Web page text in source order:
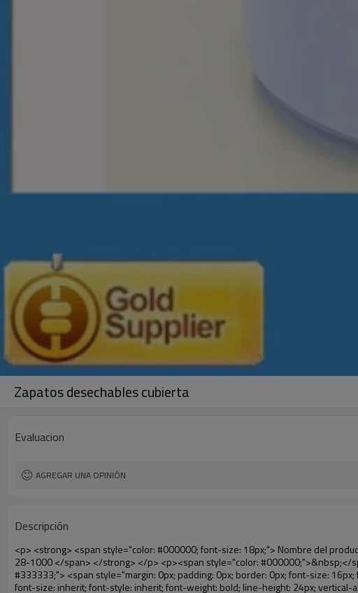
Zapatos desechables cubierta
Evaluacion
AGREGAR UNA OPINIÓN
Descripción
<p> <strong> <span style="color: #000000; font-size: 18px;"> Nombre del producto: cubierta del zapato desechable </span> </strong> </p> <p> <strong> <span style="font-size: 18px; color: #000000;"> Modelo no.: 28-1000 </span> </strong> </p> <p><span style="color: #000000;">&nbsp;</span></p> <p style="border: 0px; font-family: Arial, Helvetica; line-height: 18px; vertical-align: baseline; word-wrap: break-word; color: #333333;"> <span style="margin: 0px; padding: 0px; border: 0px; font-size: 16px; font-style: inherit; font-weight: inherit; line-height: 24px; vertical-align: baseline;"> <span style="margin: 0px; padding: 0px; border: 0px; font-size: inherit; font-style: inherit; font-weight: bold; line-height: 24px; vertical-align: baseline;"> <span style="margin: 0px; padding: 0px; border: 0px; font-family: Arial; font-size: inherit; font-style: inherit; font-weight: inherit; line-height: 24px; vertical-align: baseline; color: black; background: lime;"> Principio de funcionamiento: </span> </span> </span> &nbsp;<span style="margin: 0px; padding: 0px; border: 0px; font-family: Arial; font-size: 14px; font-style: inherit; font-weight: inherit; line-height: 21px; vertical-align: baseline;"> Utilizar el principio de que la película retráctil se reducirá a la temperatura apropiada. Nuestra máquina de la cubierta <span style="margin: 0px; padding: 0px; border: 0px; font-size: inherit; font-style: inherit; font-weight: inherit; line-height: 21px; vertical-align: baseline;"> salidas y corta automáticamente la película y proporcionar aire caliente, </span> Sólo toma unos segundos para dejar la película volverá cubierta del zapato y cubierta tuyo zapatos. </span></p> <p style="border: 0px; font-family: Arial, Helvetica; line-height: 18px; vertical-align: baseline; word-wrap: break-word; color: #333333;"> <span style="margin: 0px; padding: 0px; border: 0px; font-family: Arial; font-size: 14px; font-style: inherit; font-weight: inherit; line-height: 21px; vertical-align: baseline;"> Este zapato cubierta puede <span style="margin: 0px; padding: 0px; border: 0px; font-size: inherit; font-style: inherit; font-weight: inherit; line-height: 21px; vertical-align: baseline;"> cubren los zapatos de diferentes tamaños, una capa de película cubrirá la parte inferior del zapato. </span> </span> </p> <p style="border: 0px; font-family: Arial, Helvetica; line-height: 18px; vertical-align: baseline; word-wrap: break-word; color: #333333;">&nbsp;</p> <p style="border: 0px; font-family: Arial, Helvetica; line-height: 18px; vertical-align: baseline; word-wrap: break-word; color: #333333;"> <span style="margin: 0px; padding: 0px; border: 0px; font-family: Arial; font-size: 16px; font-style: inherit; font-weight: inherit; line-height: 24px; vertical-align: baseline;"> <span style="margin: 0px; padding: 0px; border: 0px; font-size: inherit; font-style: inherit; font-weight: inherit; line-height: 24px; vertical-align: baseline; color: black; background: lime;"> <span style="margin: 0px; padding: 0px; border: 0px; font-size: inherit; font-style: inherit; font-weight: bold; line-height: 24px; vertical-align: baseline;"> Ventaja: </span> </span> </span> </p> <p style="border: 0px; font-family: Arial, Helvetica; line-height: 18px; vertical-align: baseline; word-wrap: break-word; color: #333333;">&nbsp;</p> <p style="border: 0px; font-family: Arial, Helvetica; line-height: 18px; vertical-align: baseline; word-wrap: break-word; color: #333333;"><span style="margin: 0px; padding: 0px; border: 0px; font-family: Arial; font-size: 10pt; font-style: inherit; font-weight: